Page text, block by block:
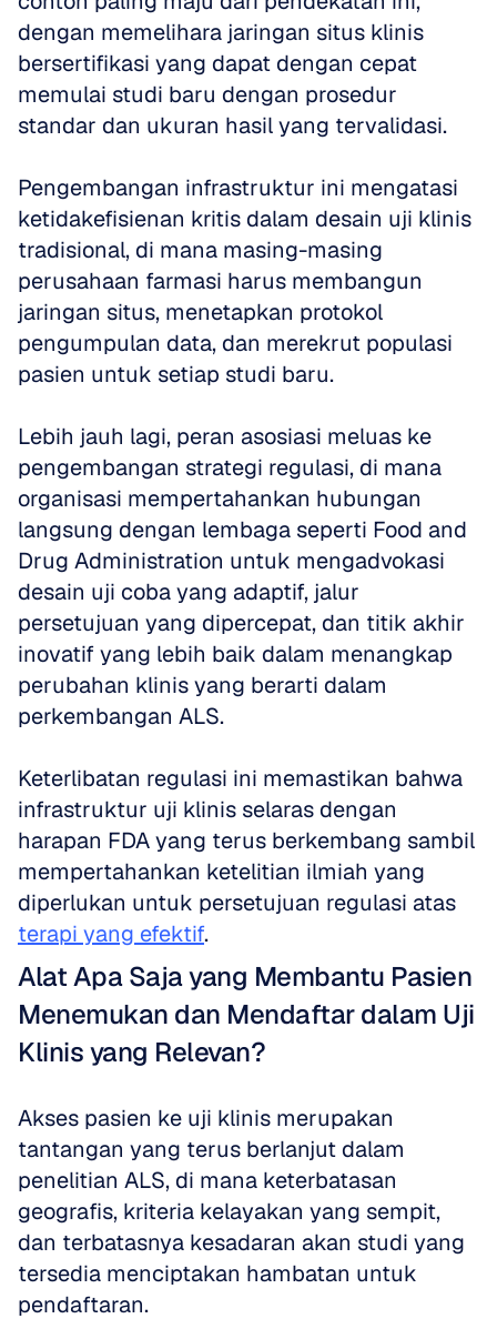
dengan memelihara jaringan situs klinis
bersertifikasi yang dapat dengan cepat
memulai studi baru dengan prosedur
standar dan ukuran hasil yang tervalidasi.
Pengembangan infrastruktur ini mengatasi
ketidakefisienan kritis dalam desain uji klinis
tradisional, di mana masing-masing
perusahaan farmasi harus membangun
jaringan situs, menetapkan protokol
pengumpulan data, dan merekrut populasi
pasien untuk setiap studi baru.
Lebih jauh lagi, peran asosiasi meluas ke
pengembangan strategi regulasi, di mana
organisasi mempertahankan hubungan
langsung dengan lembaga seperti Food and
Drug Administration untuk mengadvokasi
desain uji coba yang adaptif, jalur
persetujuan yang dipercepat, dan titik akhir
inovatif yang lebih baik dalam menangkap
perubahan klinis yang berarti dalam
perkembangan ALS.
Keterlibatan regulasi ini memastikan bahwa
infrastruktur uji klinis selaras dengan
harapan FDA yang terus berkembang sambil
mempertahankan ketelitian ilmiah yang
terapi yang efektif.
Alat Apa Saja yang Membantu Pasien
Menemukan dan Mendaftar dalam Uji
Klinis yang Relevan?
Akses pasien ke uji klinis merupakan
tantangan yang terus berlanjut dalam
penelitian ALS, di mana keterbatasan
geografis, kriteria kelayakan yang sempit,
dan terbatasnya kesadaran akan studi yang
tersedia menciptakan hambatan untuk
pendaftaran.